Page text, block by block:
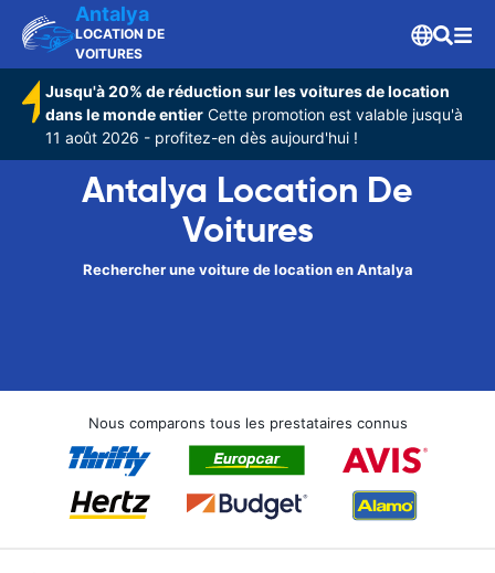
Antalya
LOCATION DE
VOITURES
Jusqu'à 20% de réduction sur les voitures de location
dans le monde entier Cette promotion est valable jusqu'à
11 août 2026 - profitez-en dès aujourd'hui !
Antalya Location De
Voitures
Rechercher une voiture de location en Antalya
Nous comparons tous les prestataires connus